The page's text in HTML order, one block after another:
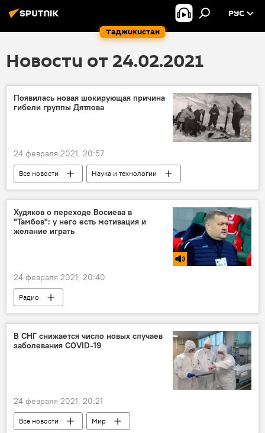
Таджикистан
РУС
Новости от 24.02.2021
Появилась новая шокирующая причина
гибели группы Дятлова
24 февраля 2021, 20:57
Все новости
Наука и технологии
перевал Дятлова
Худяков о переходе Восиева в
"Тамбов": у него есть мотивация и
желание играть
24 февраля 2021, 20:40
Радио
В СНГ снижается число новых случаев
заболевания COVID-19
24 февраля 2021, 20:21
Все новости
Мир